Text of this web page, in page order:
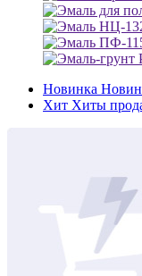
Новинка
Хит Хиты